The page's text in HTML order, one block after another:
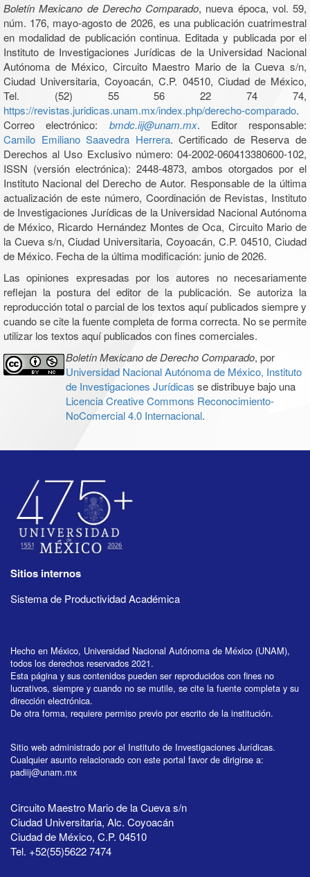
Boletín Mexicano de Derecho Comparado, nueva época, vol. 59,
núm. 176, mayo-agosto de 2026, es una publicación cuatrimestral
en modalidad de publicación continua. Editada y publicada por el
Instituto de Investigaciones Jurídicas de la Universidad Nacional
Autónoma de México, Circuito Maestro Mario de la Cueva s/n,
Ciudad Universitaria, Coyoacán, C.P. 04510, Ciudad de México,
Tel. (52) 55 56 22 74 74,
https://revistas.juridicas.unam.mx/index.php/derecho-comparado.
Correo electrónico: bmdc.iij@unam.mx. Editor responsable:
Camilo Emiliano Saavedra Herrera. Certificado de Reserva de
Derechos al Uso Exclusivo número: 04-2002-060413380600-102,
ISSN (versión electrónica): 2448-4873, ambos otorgados por el
Instituto Nacional del Derecho de Autor. Responsable de la última
actualización de este número, Coordinación de Revistas, Instituto
de Investigaciones Jurídicas de la Universidad Nacional Autónoma
de México, Ricardo Hernández Montes de Oca, Circuito Mario de
la Cueva s/n, Ciudad Universitaria, Coyoacán, C.P. 04510, Ciudad
de México. Fecha de la última modificación: junio de 2026.
Las opiniones expresadas por los autores no necesariamente
reflejan la postura del editor de la publicación. Se autoriza la
reproducción total o parcial de los textos aquí publicados siempre y
cuando se cite la fuente completa de forma correcta. No se permite
utilizar los textos aquí publicados con fines comerciales.
Boletín Mexicano de Derecho Comparado, por
Universidad Nacional Autónoma de México, Instituto
de Investigaciones Jurídicas se distribuye bajo una
Licencia Creative Commons Reconocimiento-
NoComercial 4.0 Internacional.
Sitios internos
Sistema de Productividad Académica
Hecho en México, Universidad Nacional Autónoma de México (UNAM),
todos los derechos reservados 2021.
Esta página y sus contenidos pueden ser reproducidos con fines no
lucrativos, siempre y cuando no se mutile, se cite la fuente completa y su
dirección electrónica.
De otra forma, requiere permiso previo por escrito de la institución.
Sitio web administrado por el Instituto de Investigaciones Jurídicas.
Cualquier asunto relacionado con este portal favor de dirigirse a:
padiij@unam.mx
Circuito Maestro Mario de la Cueva s/n
Ciudad Universitaria, Alc. Coyoacán
Ciudad de México, C.P. 04510
Tel. +52(55)5622 7474